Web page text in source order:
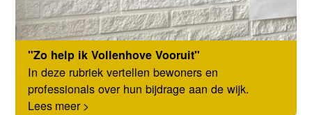
"Zo help ik Vollenhove Vooruit"
In deze rubriek vertellen bewoners en
professionals over hun bijdrage aan de wijk.
Lees meer >